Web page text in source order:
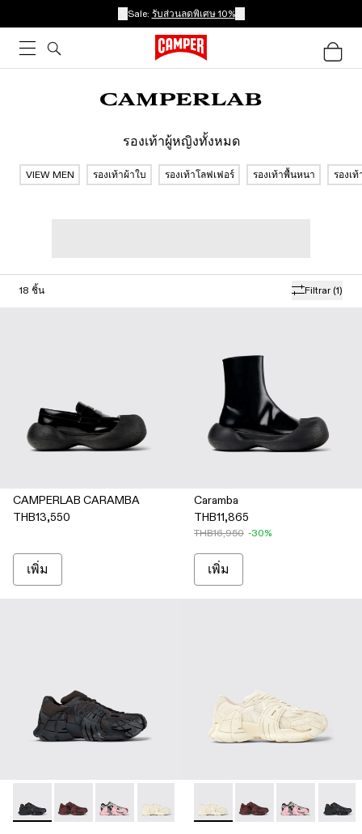
Sale: รับส่วนลดพิเศษ 10%
รองเท้าผู้หญิงทั้งหมด
VIEW MEN รองเท้าผ้าใบ รองเท้าโลฟเฟอร์ รองเท้าพื้นหนา รองเ
Filtrar (1)
18 ชิ้น
CAMPERLAB CARAMBA
THB13,550
เพิ่ม
Caramba
THB11,865
THB16,950 -30%
เพิ่ม
TORMENTA - A500013-010 - ดํา
TORMENTA - A500013-027 - เบอร์กันดี ดํา
TORMENTA - A500013-016
TORMENTA - A500013-008 - รองเท้
Tormenta - A500013-008 -
Tormenta -Tormenta -